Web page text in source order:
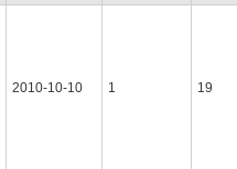
2010-10-10 1 19